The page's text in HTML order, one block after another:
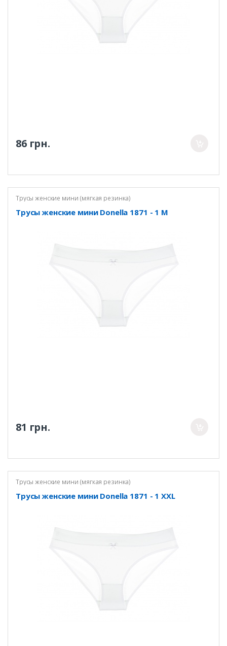
86 грн.
Трусы женские мини (мягкая резинка)
Трусы женские мини Donella 1871 - 1 M
81 грн.
Трусы женские мини (мягкая резинка)
Трусы женские мини Donella 1871 - 1 XXL